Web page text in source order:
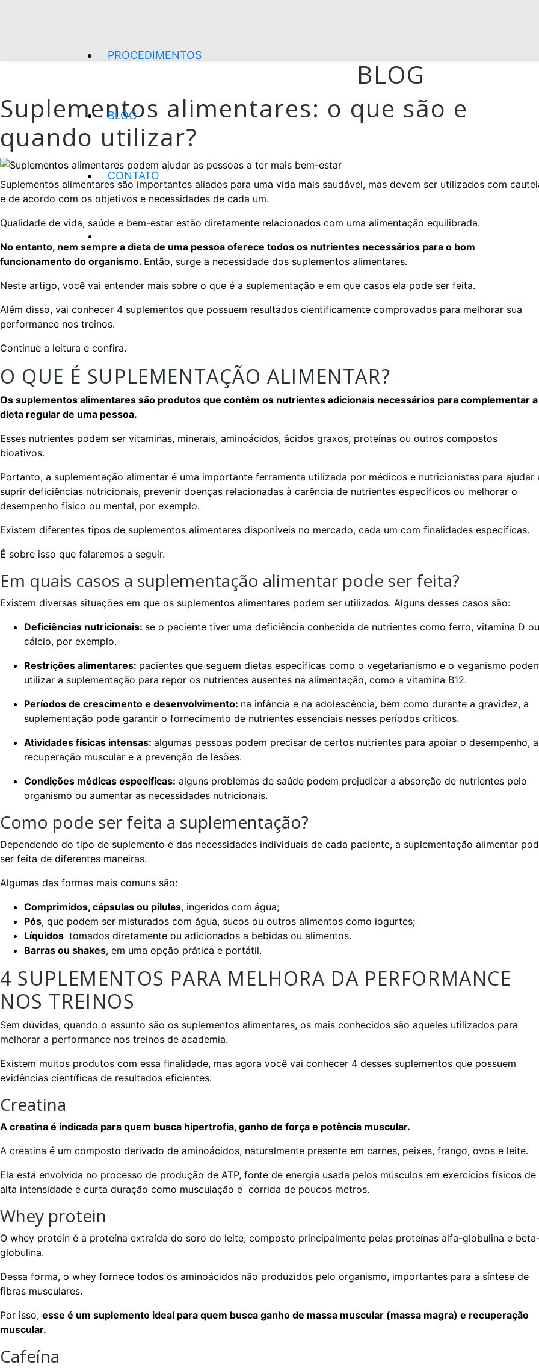
PROCEDIMENTOS
BLOG
CONTATO
BLOG
Suplementos alimentares: o que são e
quando utilizar?
Suplementos alimentares são importantes aliados para uma vida mais saudável, mas devem ser utilizados com
e de acordo com os objetivos e necessidades de cada um.
Qualidade de vida, saúde e bem-estar estão diretamente relacionados com uma alimentação equilibrada.
No entanto, nem sempre a dieta de uma pessoa oferece todos os nutrientes necessários para o bom
funcionamento do organismo. Então, surge a necessidade dos suplementos alimentares.
Neste artigo, você vai entender mais sobre o que é a suplementação e em que casos ela pode ser feita.
Além disso, vai conhecer 4 suplementos que possuem resultados cientificamente comprovados para melhorar sua
performance nos treinos.
Continue a leitura e confira.
O QUE É SUPLEMENTAÇÃO ALIMENTAR?
Os suplementos alimentares são produtos que contêm os nutrientes adicionais necessários para complementar a
dieta regular de uma pessoa.
Esses nutrientes podem ser vitaminas, minerais, aminoácidos, ácidos graxos, proteínas ou outros compostos
bioativos.
Portanto, a suplementação alimentar é uma importante ferramenta utilizada por médicos e nutricionistas para ajudar
suprir deficiências nutricionais, prevenir doenças relacionadas à carência de nutrientes específicos ou melhorar o
desempenho físico ou mental, por exemplo.
Existem diferentes tipos de suplementos alimentares disponíveis no mercado, cada um com finalidades específicas.
É sobre isso que falaremos a seguir.
Em quais casos a suplementação alimentar pode ser feita?
Existem diversas situações em que os suplementos alimentares podem ser utilizados. Alguns desses casos são:
Deficiências nutricionais: se o paciente tiver uma deficiência conhecida de nutrientes como ferro, vitamina D ou
cálcio, por exemplo.
Restrições alimentares: pacientes que seguem dietas específicas como o vegetarianismo e o veganismo
utilizar a suplementação para repor os nutrientes ausentes na alimentação, como a vitamina B12.
Períodos de crescimento e desenvolvimento: na infância e na adolescência, bem como durante a gravidez, a
suplementação pode garantir o fornecimento de nutrientes essenciais nesses períodos críticos.
Atividades físicas intensas: algumas pessoas podem precisar de certos nutrientes para apoiar o desempenho, a
recuperação muscular e a prevenção de lesões.
Condições médicas específicas: alguns problemas de saúde podem prejudicar a absorção de nutrientes pelo
organismo ou aumentar as necessidades nutricionais.
Como pode ser feita a suplementação?
Dependendo do tipo de suplemento e das necessidades individuais de cada paciente, a suplementação alimentar
ser feita de diferentes maneiras.
Algumas das formas mais comuns são:
Comprimidos, cápsulas ou pílulas, ingeridos com água;
Pós, que podem ser misturados com água, sucos ou outros alimentos como iogurtes;
Líquidos tomados diretamente ou adicionados a bebidas ou alimentos.
Barras ou shakes, em uma opção prática e portátil.
4 SUPLEMENTOS PARA MELHORA DA PERFORMANCE
NOS TREINOS
Sem dúvidas, quando o assunto são os suplementos alimentares, os mais conhecidos são aqueles utilizados para
melhorar a performance nos treinos de academia.
Existem muitos produtos com essa finalidade, mas agora você vai conhecer 4 desses suplementos que possuem
evidências científicas de resultados eficientes.
Creatina
A creatina é indicada para quem busca hipertrofia, ganho de força e potência muscular.
A creatina é um composto derivado de aminoácidos, naturalmente presente em carnes, peixes, frango, ovos e leite.
Ela está envolvida no processo de produção de ATP, fonte de energia usada pelos músculos em exercícios físicos de
alta intensidade e curta duração como musculação e corrida de poucos metros.
Whey protein
O whey protein é a proteína extraída do soro do leite, composto principalmente pelas proteínas alfa-globulina e
globulina.
Dessa forma, o whey fornece todos os aminoácidos não produzidos pelo organismo, importantes para a síntese de
fibras musculares.
Por isso, esse é um suplemento ideal para quem busca ganho de massa muscular (massa magra) e recuperação
muscular.
Cafeína